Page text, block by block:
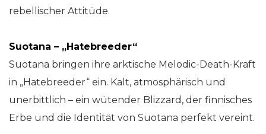
rebellischer Attitüde.
Suotana – „Hatebreeder“
Suotana bringen ihre arktische Melodic-Death-Kraft
in „Hatebreeder“ ein. Kalt, atmosphärisch und
unerbittlich – ein wütender Blizzard, der finnisches
Erbe und die Identität von Suotana perfekt vereint.